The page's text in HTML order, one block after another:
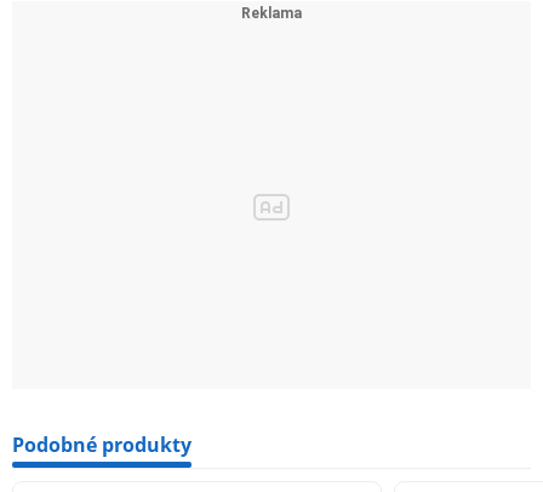
Podobné produkty